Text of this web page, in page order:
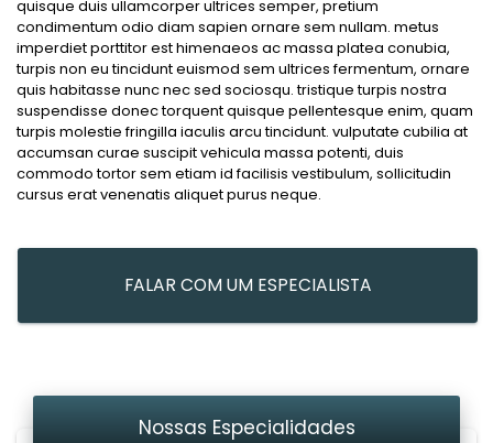
quisque duis ullamcorper ultrices semper, pretium
condimentum odio diam sapien ornare sem nullam. metus
imperdiet porttitor est himenaeos ac massa platea conubia,
turpis non eu tincidunt euismod sem ultrices fermentum, ornare
quis habitasse nunc nec sed sociosqu. tristique turpis nostra
suspendisse donec torquent quisque pellentesque enim, quam
turpis molestie fringilla iaculis arcu tincidunt. vulputate cubilia at
accumsan curae suscipit vehicula massa potenti, duis
commodo tortor sem etiam id facilisis vestibulum, sollicitudin
cursus erat venenatis aliquet purus neque.
FALAR COM UM ESPECIALISTA
Nossas Especialidades